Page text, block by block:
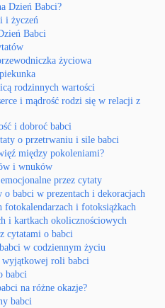
Dzień Babci?
i życzeń
Babci
życiowa
rodzinnych wartości
i mądrość rodzi się w relacji z
i dobroć babci
o przetrwaniu i sile babci
między pokoleniami?
i wnuków
przez cytaty
o babci w prezentach i dekoracjach
fotokalendarzach i fotoksiążkach
i kartkach okolicznościowych
cytatami o babci
w codziennym życiu
wyjątkowej roli babci
babci
na różne okazje?
babci